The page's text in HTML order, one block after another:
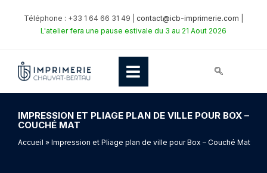
Téléphone : +33 1 64 66 31 49 | contact@icb-imprimerie.com
L'atelier fera une pause estivale du 3 au 21 Aout 2026
IMPRESSION ET PLIAGE PLAN DE VILLE POUR BOX –
COUCHÉ MAT
Accueil » Impression et Pliage plan de ville pour Box – Couché Mat